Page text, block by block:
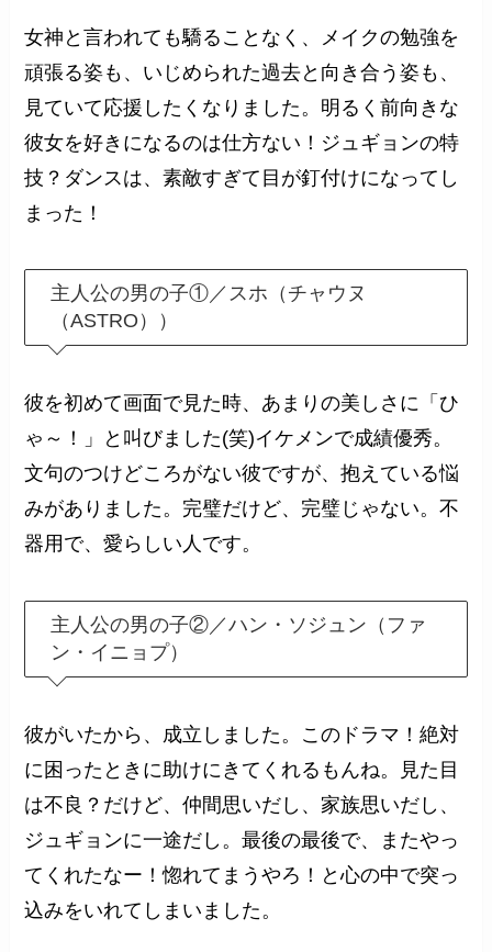
女神と言われても驕ることなく、メイクの勉強を
頑張る姿も、いじめられた過去と向き合う姿も、
見ていて応援したくなりました。明るく前向きな
彼女を好きになるのは仕方ない！ジュギョンの特
技？ダンスは、素敵すぎて目が釘付けになってし
まった！
主人公の男の子①／スホ（チャウヌ
（ASTRO））
彼を初めて画面で見た時、あまりの美しさに「ひ
ゃ～！」と叫びました(笑)イケメンで成績優秀。
文句のつけどころがない彼ですが、抱えている悩
みがありました。完璧だけど、完璧じゃない。不
器用で、愛らしい人です。
主人公の男の子②／ハン・ソジュン（ファ
ン・イニョプ）
彼がいたから、成立しました。このドラマ！絶対
に困ったときに助けにきてくれるもんね。見た目
は不良？だけど、仲間思いだし、家族思いだし、
ジュギョンに一途だし。最後の最後で、またやっ
てくれたなー！惚れてまうやろ！と心の中で突っ
込みをいれてしまいました。